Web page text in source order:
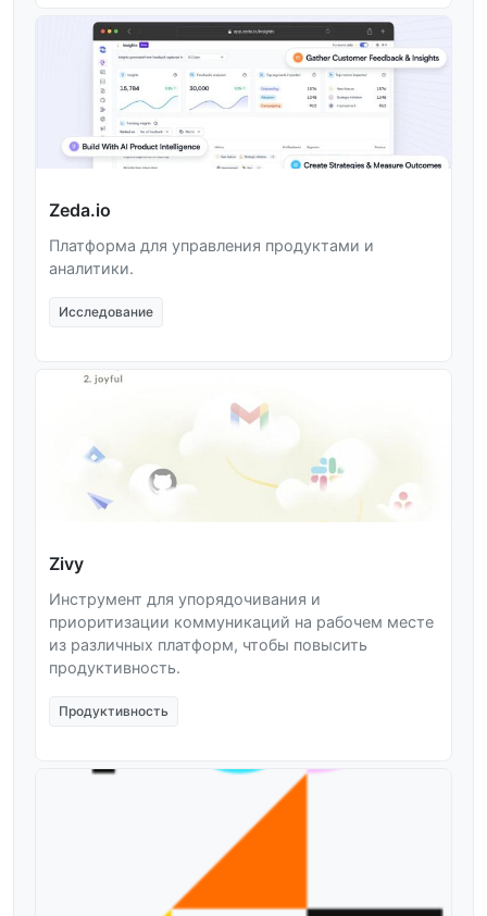
Zeda.io
Платформа для управления продуктами и
аналитики.
Исследование
Zivy
Инструмент для упорядочивания и
приоритизации коммуникаций на рабочем месте
из различных платформ, чтобы повысить
продуктивность.
Продуктивность